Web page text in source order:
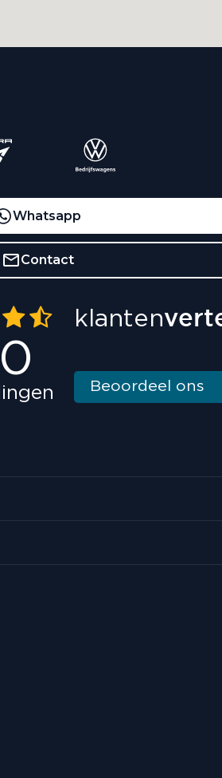
Whatsapp
Contact